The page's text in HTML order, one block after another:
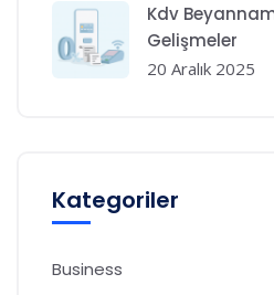
Kdv
Gelişmeler
20 Aralık 2025
Kategoriler
Business